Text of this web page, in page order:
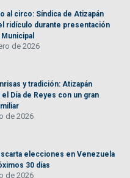
al circo: Síndica de Atizapán
ridículo durante presentación
de 2026
y tradición: Atizapán
Día de Reyes con un gran
de 2026
elecciones en Venezuela
30 días
de 2026